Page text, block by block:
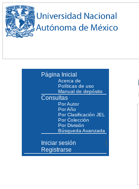
Página Inicial
Acerca de
Políticas de uso
Manual de depósito
Consultas
Por Autor
Por Año
Por Clasificación JEL
Por Colección
Por División
Búsqueda Avanzada
Iniciar sesión
Registrarse